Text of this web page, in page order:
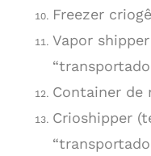
Freezer
Vapor
Container de
Crioshipper